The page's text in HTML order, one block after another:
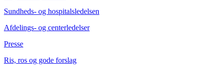
Sundheds- og hospitalsledelsen
Afdelings- og centerledelser
Presse
Ris, ros og gode forslag